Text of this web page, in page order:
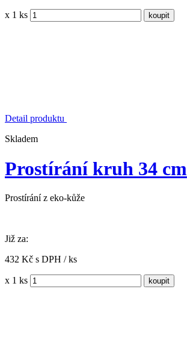
x 1 ks
Detail produktu
Skladem
Prostírání kruh 34 cm
Prostírání z eko-kůže
Již za:
432 Kč s DPH / ks
x 1 ks